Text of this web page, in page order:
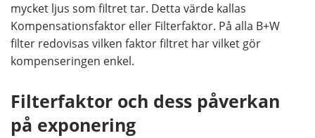
mycket ljus som filtret tar. Detta värde kallas
Kompensationsfaktor eller Filterfaktor. På alla B+W
filter redovisas vilken faktor filtret har vilket gör
kompenseringen enkel.
Filterfaktor och dess påverkan
på exponering